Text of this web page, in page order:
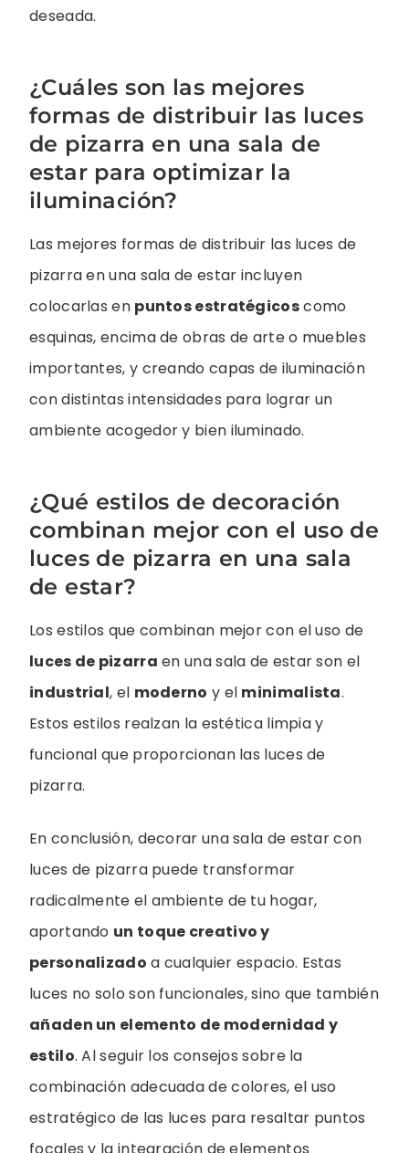
deseada.
¿Cuáles son las mejores
formas de distribuir las luces
de pizarra en una sala de
estar para optimizar la
iluminación?
Las mejores formas de distribuir las luces de
pizarra en una sala de estar incluyen
colocarlas en puntos estratégicoscomo
esquinas, encima de obras de arte o muebles
importantes, y creando capas de iluminación
con distintas intensidades para lograr un
ambiente acogedor y bien iluminado.
¿Qué estilos de decoración
combinan mejor con el uso de
luces de pizarra en una sala
de estar?
Los estilos que combinan mejor con el uso de
luces de pizarra en una sala de estar son el
industrial, el moderno y el minimalista.
Estos estilos realzan la estética limpia y
funcional que proporcionan las luces de
pizarra.
En conclusión, decorar una sala de estar con
luces de pizarra puede transformar
radicalmente el ambiente de tu hogar,
aportando un toque creativo y
personalizado a cualquier espacio. Estas
luces no solo son funcionales, sino que también
añaden un elemento de modernidad y
estilo. Al seguir los consejos sobre la
combinación adecuada de colores, el uso
estratégico de las luces para resaltar puntos